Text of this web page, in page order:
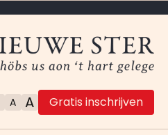
A A Gratis inschrijven